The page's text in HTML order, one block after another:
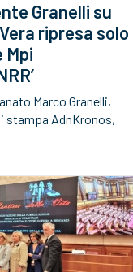
Granelli su
ripresa solo
Mpi
Marco Granelli,
stampa AdnKronos,